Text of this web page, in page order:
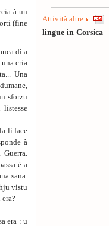
à un
(fine
di a
cria
Una
sforzu
li face
à
è a
sana.
vistu
era : u
Attività altre
lingue in Corsica